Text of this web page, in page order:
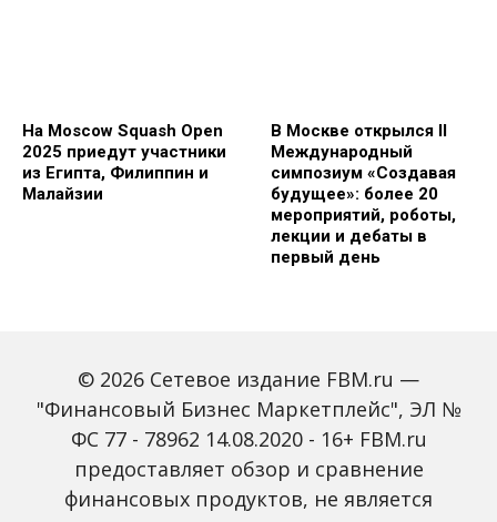
На Moscow Squash Open
2025 приедут участники
из Египта, Филиппин и
Малайзии
В Москве открылся II
Международный
симпозиум «Создавая
будущее»: более 20
мероприятий, роботы,
лекции и дебаты в
первый день
Зарплаты вырастут,
банки включат защиту
от мошенников: какие
Россиян предупредили
мошенников на фоне
© 2026 Сетевое издание FBM.ru —
"Финансовый Бизнес Маркетплейс", ЭЛ №
ФС 77 - 78962 14.08.2020 - 16+ FBM.ru
предоставляет обзор и сравнение
финансовых продуктов, не является